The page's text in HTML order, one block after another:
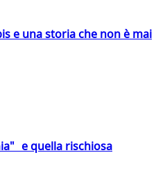
e una storia che non è mai
e quella rischiosa